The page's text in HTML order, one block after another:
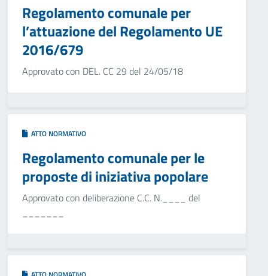
Regolamento comunale per
l’attuazione del Regolamento UE
2016/679
Approvato con DEL. CC 29 del 24/05/18
ATTO NORMATIVO
Regolamento comunale per le
proposte di iniziativa popolare
Approvato con deliberazione C.C. N.____ del